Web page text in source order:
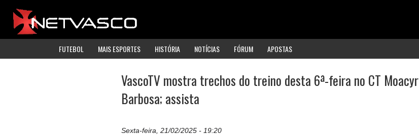
FUTEBOL MAIS ESPORTES HISTÓRIA NOTÍCIAS FÓRUM APOSTAS
VascoTV mostra trechos do treino desta 6ª-feira no CT Moacyr
Barbosa; assista
Sexta-feira, 21/02/2025 - 19:20